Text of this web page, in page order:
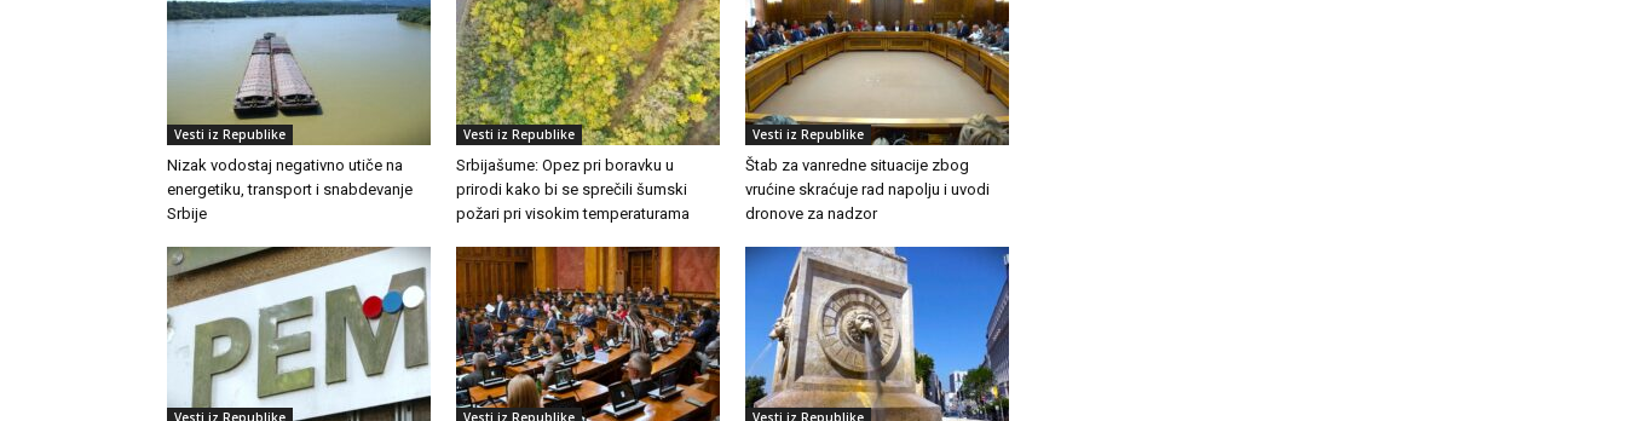
Vesti iz Republike
Nizak vodostaj negativno utiče na
energetiku, transport i snabdevanje
Srbije
Vesti iz Republike
Srbijašume: Opez pri boravku u
prirodi kako bi se sprečili šumski
požari pri visokim temperaturama
Vesti iz Republike
Štab za vanredne situacije zbog
vrućine skraćuje rad napolju i uvodi
dronove za nadzor
Vesti iz Republike Vesti iz Republike Vesti iz Republike